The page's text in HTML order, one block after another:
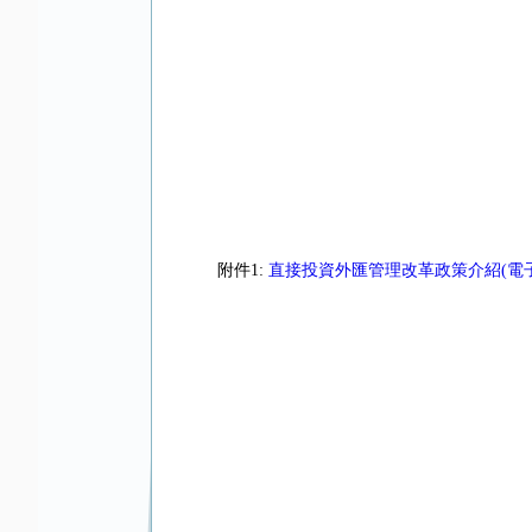
附件1: 直接投資外匯管理改革政策介紹(電